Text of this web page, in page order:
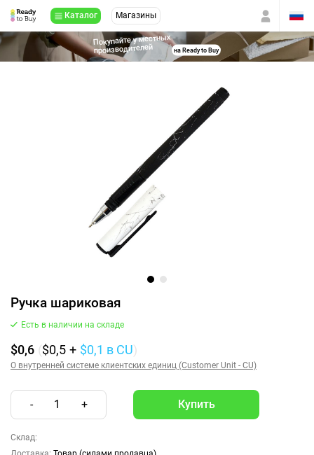
Каталог Магазины
Покупайте у местных
производителей на Ready to Buy
Ручка шариковая
Есть в наличии на складе
$0,6 ($0,5 + $0,1 в CU)
О внутренней системе клиентских единиц (Customer Unit - CU)
- 1 +
Склад: